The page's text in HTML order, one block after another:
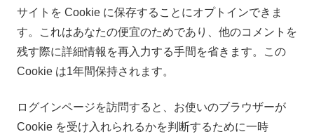
サイトを Cookie に保存することにオプトインできま
す。これはあなたの便宜のためであり、他のコメントを
残す際に詳細情報を再入力する手間を省きます。この
Cookie は1年間保持されます。
ログインページを訪問すると、お使いのブラウザーが
Cookie を受け入れられるかを判断するために一時